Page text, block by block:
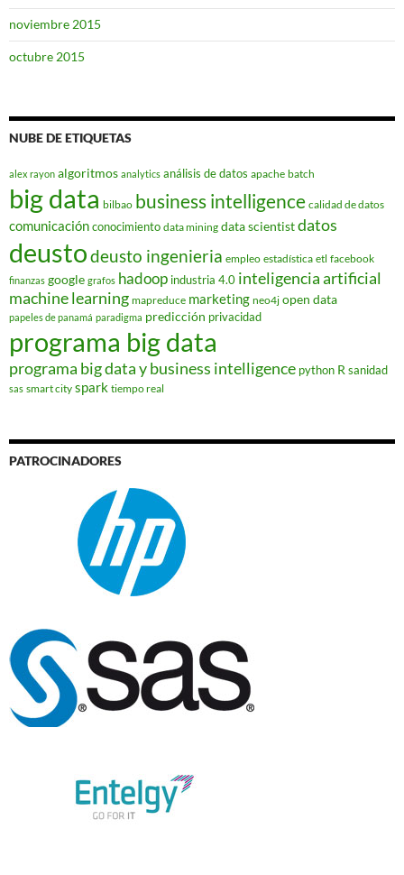
noviembre 2015
octubre 2015
NUBE DE ETIQUETAS
alex rayon algoritmos analytics análisis de datos apache batch
big data bilbao business intelligence calidad de datos
comunicaciónconocimiento data mining data scientistdatos
deustodeusto ingenieria empleo estadística etl facebook
finanzas google grafos hadoop industria 4.0 inteligencia artificial
machine learning mapreduce marketing neo4j open data
papeles de panamá paradigma predicción privacidad
programa big data
programa big data y business intelligence python R sanidad
sas smart city spark tiempo real
PATROCINADORES